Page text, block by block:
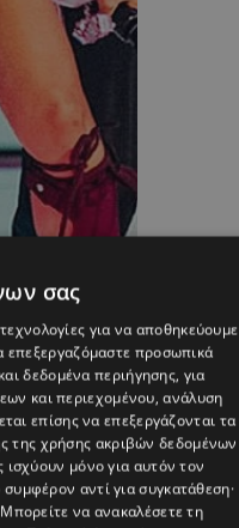
σας
για να αποθηκεύουμε
επεξεργαζόμαστε προσωπικά
δεδομένα περιήγησης, για
και περιεχομένου, ανάλυση
επίσης να επεξεργάζονται τα
της χρήσης ακριβών δεδομένων
ισχύουν μόνο για αυτόν τον
αντί για συγκατάθεση·
να ανακαλέσετε τη